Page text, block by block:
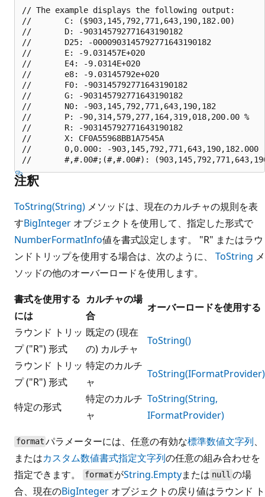
// The example displays the following output:
//       C: ($903,145,792,771,643,190,182.00)
//       D: -903145792771643190182
//       D25: -0000903145792771643190182
//       E: -9.031457E+020
//       E4: -9.0314E+020
//       e8: -9.03145792e+020
//       F0: -903145792771643190182
//       G: -903145792771643190182
//       N0: -903,145,792,771,643,190,182
//       P: -90,314,579,277,164,319,018,200.00 %
//       R: -903145792771643190182
//       X: CF0A55968BB1A7545A
//       0,0.000: -903,145,792,771,643,190,182.000
注釈
ToString(String) メソッドは、現在のカルチャの規則を表
すBigInteger オブジェクトを使用して、指定した形式で
NumberFormatInfo値を書式設定します。 "R" またはラウ
ンドトリップを使用する場合は、次のように、 ToString メ
ソッドの他のオーバーロードを使用します。
書式を使用する
には
カルチャの場
合
オーバーロードを使用する
ラウンド トリッ
プ ("R") 形式
既定の (現在
の) カルチャ
ToString()
ラウンド トリッ
プ ("R") 形式
特定のカルチ
ャ
ToString(IFormatProvider)
特定の形式
特定のカルチ
ャ
ToString(String,
IFormatProvider)
format パラメーターには、任意の有効な標準数値文字列、
またはカスタム数値書式指定文字列の任意の組み合わせを
指定できます。
format がString.Emptyまたは null の場
合、現在のBigInteger オブジェクトの戻り値はラウンド ト